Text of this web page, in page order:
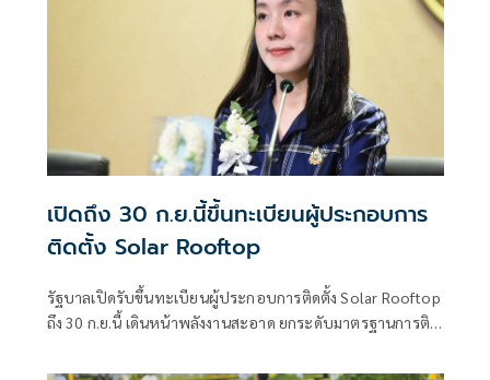
เปิดถึง 30 ก.ย.นี้ขึ้นทะเบียนผู้ประกอบการ
ติดตั้ง Solar Rooftop
รัฐบาลเปิดรับขึ้นทะเบียนผู้ประกอบการติดตั้ง Solar Rooftop
ถึง 30 ก.ย.นี้ เดินหน้าพลังงานสะอาด ยกระดับมาตรฐานการติด